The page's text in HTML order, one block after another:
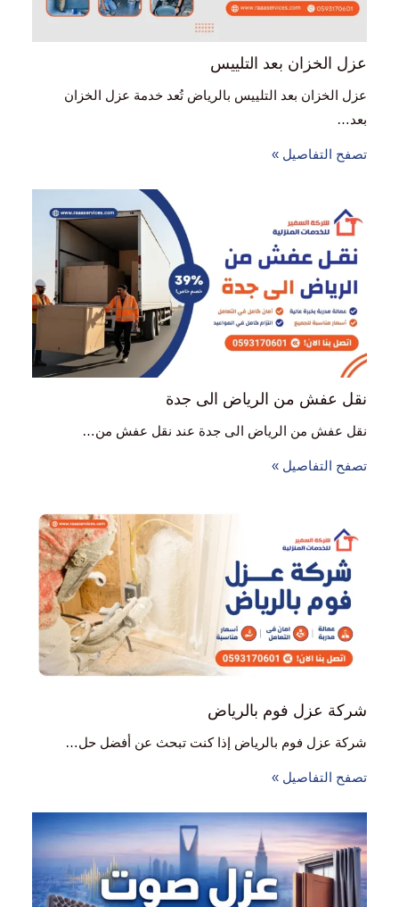
عزل الخزان بعد التلييس
عزل الخزان بعد التلييس بالرياض تُعد خدمة عزل الخزان
بعد…
تصفح التفاصيل »
نقل عفش من الرياض الى جدة
نقل عفش من الرياض الى جدة عند نقل عفش من…
تصفح التفاصيل »
شركة عزل فوم بالرياض
شركة عزل فوم بالرياض إذا كنت تبحث عن أفضل حل…
تصفح التفاصيل »